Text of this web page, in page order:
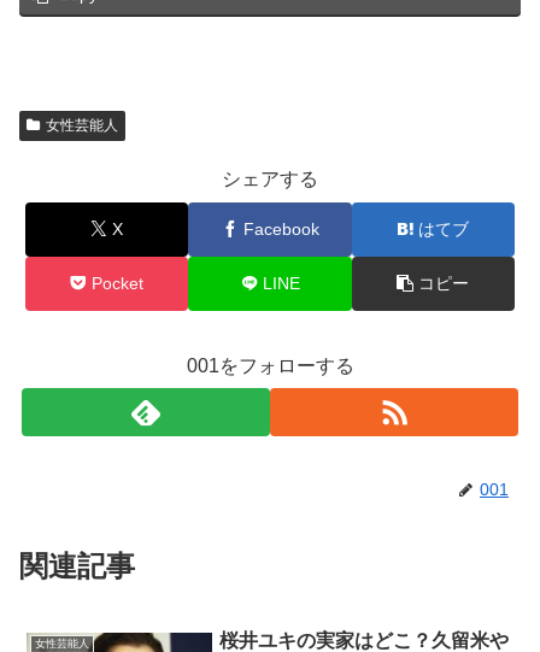
女性芸能人
シェアする
X Facebook はてブ
Pocket LINE コピー
001をフォローする
001
関連記事
女性芸能人
桜井ユキの実家はどこ？久留米や